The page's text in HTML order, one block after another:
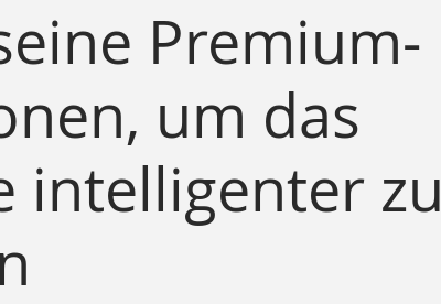
Premium-
um das
intelligenter zu